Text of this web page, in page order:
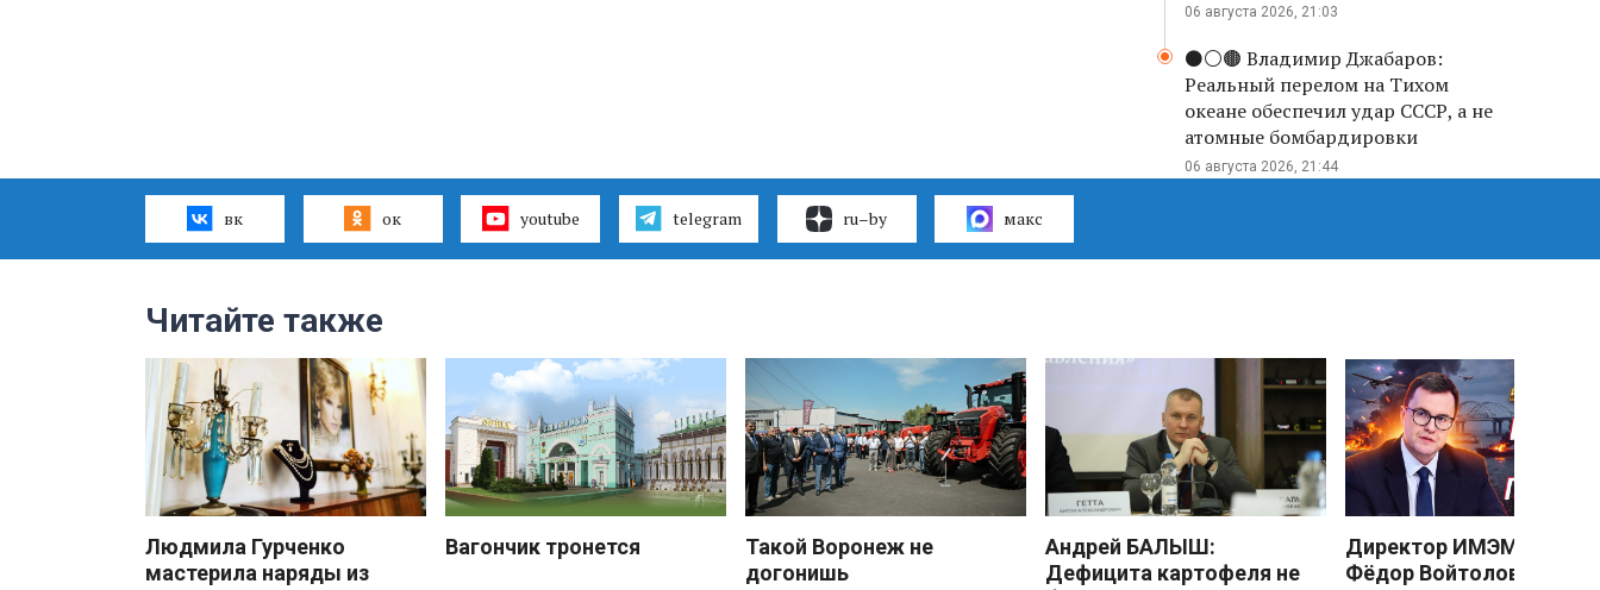
06 августа 2026, 21:03
⚫️⚪️🟤 Владимир Джабаров:
Реальный перелом на Тихом
океане обеспечил удар СССР, а не
атомные бомбардировки
06 августа 2026, 21:44
вк ок youtube telegram ru–by макс
Читайте также
Людмила Гурченко
мастерила наряды из
Вагончик тронется
Такой Воронеж не
догонишь
Андрей БАЛЫШ:
Дефицита картофеля не
Директор ИМЭМО РАН
Фёдор Войтоловский: